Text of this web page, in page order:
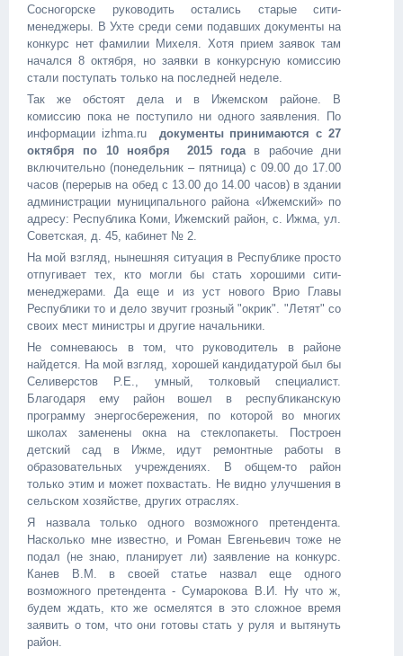
Сосногорске руководить остались старые сити-
менеджеры. В Ухте среди семи подавших документы на
конкурс нет фамилии Михеля. Хотя прием заявок там
начался 8 октября, но заявки в конкурсную комиссию
стали поступать только на последней неделе.
Так же обстоят дела и в Ижемском районе. В
комиссию пока не поступило ни одного заявления. По
информации izhma.ru документы принимаются с 27
октября по 10 ноября 2015 годав рабочие дни
включительно (понедельник – пятница) с 09.00 до 17.00
часов (перерыв на обед с 13.00 до 14.00 часов) в здании
администрации муниципального района «Ижемский» по
адресу: Республика Коми, Ижемский район, с. Ижма, ул.
Советская, д. 45, кабинет № 2.
На мой взгляд, нынешняя ситуация в Республике просто
отпугивает тех, кто могли бы стать хорошими сити-
менеджерами. Да еще и из уст нового Врио Главы
Республики то и дело звучит грозный "окрик". "Летят" со
своих мест министры и другие начальники.
Не сомневаюсь в том, что руководитель в районе
найдется. На мой взгляд, хорошей кандидатурой был бы
Селиверстов Р.Е., умный, толковый специалист.
Благодаря ему район вошел в республиканскую
программу энергосбережения, по которой во многих
школах заменены окна на стеклопакеты. Построен
детский сад в Ижме, идут ремонтные работы в
образовательных учреждениях. В общем-то район
только этим и может похвастать. Не видно улучшения в
сельском хозяйстве, других отраслях.
Я назвала только одного возможного претендента.
Насколько мне известно, и Роман Евгеньевич тоже не
подал (не знаю, планирует ли) заявление на конкурс.
Канев В.М. в своей статье назвал еще одного
возможного претендента - Сумарокова В.И. Ну что ж,
будем ждать, кто же осмелятся в это сложное время
заявить о том, что они готовы стать у руля и вытянуть
район.